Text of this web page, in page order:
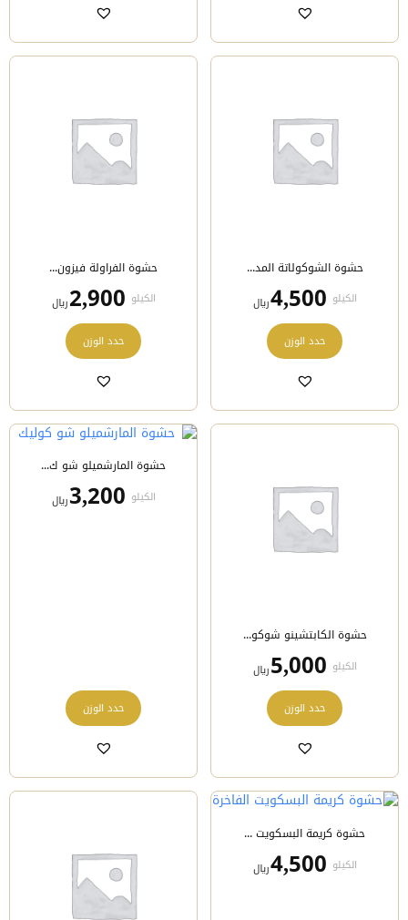
الأشكال
لهذا
الخيارات
على
صفحة
المنتج
الأشكال
لهذا
الخيارات
على
صفحة
المنتج
حشوة الشوكولاتة المد...
الكيلو 4,500﷼
حدد الوزنهناك
العديد
من
الأشكال
لهذا
الخيارات
على
صفحة
المنتج
حشوة الفراولة فيزون...
الكيلو 2,900﷼
حدد الوزنهناك
العديد
من
الأشكال
لهذا
المنتج.
اختيار
الخيارات
على
حشوة الكابتشينو شوكو...
الكيلو 5,000﷼
حدد الوزنهناك
العديد
من
الأشكال
لهذا
المنتج.
اختيار
الخيارات
على
حشوة المارشميلو شو ك...
الكيلو 3,200﷼
حدد الوزنهناك
العديد
من
الأشكال
لهذا
الخيارات
على
صفحة
المنتج
حشوة كريمة البسكويت ...
الكيلو 4,500﷼